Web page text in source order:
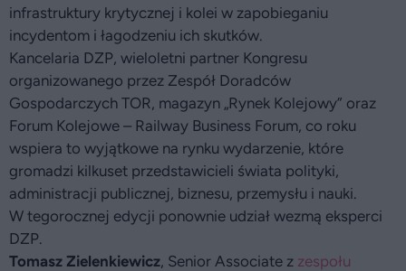
infrastruktury krytycznej i kolei w zapobieganiu
incydentom i łagodzeniu ich skutków.
Kancelaria DZP, wieloletni partner Kongresu
organizowanego przez Zespół Doradców
Gospodarczych TOR, magazyn „Rynek Kolejowy” oraz
Forum Kolejowe – Railway Business Forum, co roku
wspiera to wyjątkowe na rynku wydarzenie, które
gromadzi kilkuset przedstawicieli świata polityki,
administracji publicznej, biznesu, przemysłu i nauki.
W tegorocznej edycji ponownie udział wezmą eksperci
DZP.
Tomasz Zielenkiewicz, Senior Associate z zespołu